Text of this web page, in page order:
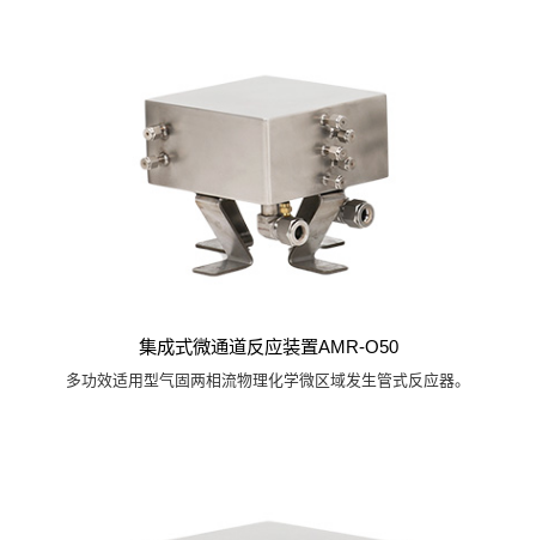
集成式微通道反应装置AMR-O50
多功效适用型气固两相流物理化学微区域发生管式反应器。